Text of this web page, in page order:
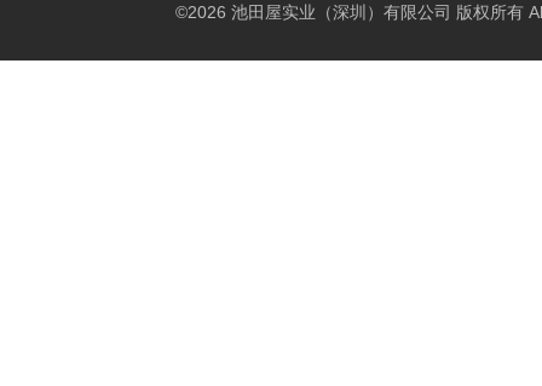
©2026 池田屋实业（深圳）有限公司 版权所有